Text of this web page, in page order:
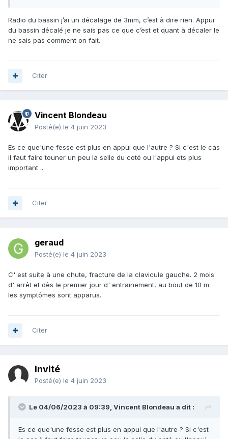
Radio du bassin j’ai un décalage de 3mm, c’est à dire rien. Appui
du bassin décalé je ne sais pas ce que c’est et quant à décaler le
ne sais pas comment on fait.
Citer
Vincent Blondeau
Posté(e) le 4 juin 2023
Es ce que'une fesse est plus en appui que l'autre ? Si c'est le cas
il faut faire touner un peu la selle du coté ou l'appui ets plus
important ..
Citer
geraud
Posté(e) le 4 juin 2023
C' est suite à une chute, fracture de la clavicule gauche. 2 mois
d' arrêt et dès le premier jour d' entrainement, au bout de 10 m
les symptômes sont apparus.
Citer
Invité
Posté(e) le 4 juin 2023
Le 04/06/2023 à 09:39, Vincent Blondeau a dit :
Es ce que'une fesse est plus en appui que l'autre ? Si c'est